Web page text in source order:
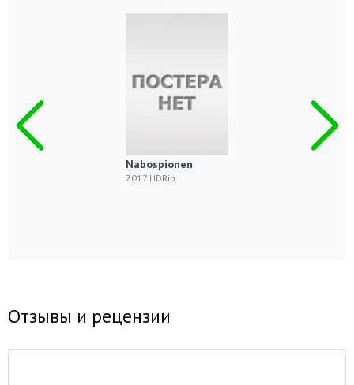
Nabospionen
2017 HDRip
Отзывы и рецензии